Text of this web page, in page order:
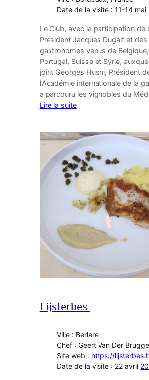
Date de la visite : 11-14 mai
Le Club, avec la participation de
Président Jacques Dugait et des
gastronomes venus de
Portugal, Suisse et Syrie,
joint Georges Husni, Président
l’Académie internationale de la
a parcouru les vignobles du
Lire la suite
Lijsterbes
Ville : Berlare
Chef : Geert Van Der
Site web : https://
Date de la visite : 22 avril